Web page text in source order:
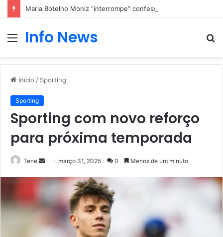
Maria Botelho Moniz “interrompe” confessionário
Menu
Info News
Início / Sporting
Sporting
Sporting com novo reforço
para próxima temporada
Tene
Mande
e-
mail
março 31, 2025 0 Menos de um minuto